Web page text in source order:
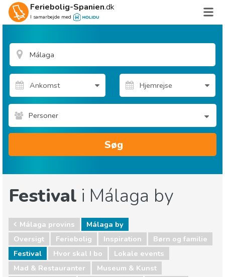
Feriebolig-Spanien.dk
I samarbejde med
Personer
Søg
Festival i Málaga by
Málaga provins
Málaga by
Oversigt
Feriebolig Inspiration
Børn og familie
Festival
Hvor skal I bo
Lokale events
Mad & Restauranter
Museum & Kunst